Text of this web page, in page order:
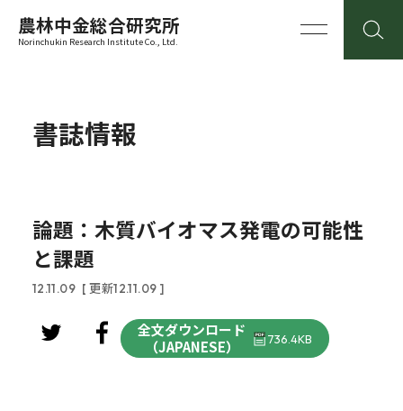
農林中金総合研究所
Norinchukin Research Institute Co., Ltd.
書誌情報
論題：木質バイオマス発電の可能性
と課題
12.11.09 [ 更新12.11.09 ]
全文ダウンロード
（JAPANESE）
736.4KB